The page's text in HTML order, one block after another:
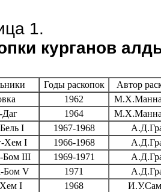
1.
курганов
Годы раскопок
Автор
1962
1964
I
1967-1968
Хем I
1966-1968
Бом III
1969-1971
Бом V
1971
I
1968